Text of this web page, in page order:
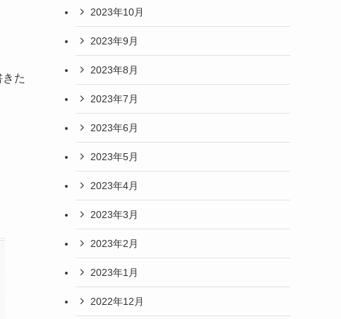
た
2023年10月
2023年9月
2023年8月
2023年7月
2023年6月
2023年5月
2023年4月
2023年3月
2023年2月
2023年1月
2022年12月